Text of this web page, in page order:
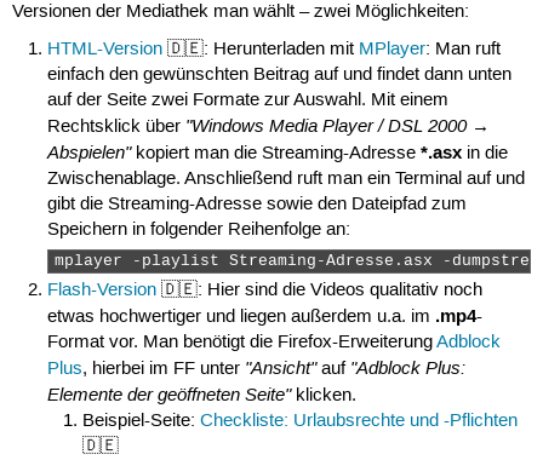
124k_p2v11.3gp</url><ratio>16:9</ratio><height>136</
189k_p3v11.3gp</url><ratio>16:9</ratio><height>176</
242k_p4v11.3gp</url><ratio>16:9</ratio><height>176</
189k_p7v11.mp4</url><ratio>16:9</ratio><height>176</
436k_p9v11.mp4</url><ratio>16:9</ratio><height>272</
1456k_p13v11.mp4</url><ratio>16:9</
1456k_p13v12.mp4</url><ratio>16:9</
1596k_p13v9.mp4</url><ratio>16:9</ratio><height>480</
2256k_p14v11.mp4</url><ratio>16:9</
2328k_p35v12.mp4</url><ratio>16:9</
3056k_p15v9.mp4</url><ratio>16:9</ratio><height>720</
3328k_p36v12.mp4</url><ratio>16:9</
Versionen der Mediathek man wählt – zwei Möglichkeiten:
HTML-Version 🇩🇪: Herunterladen mit MPlayer: Man ruft
einfach den gewünschten Beitrag auf und findet dann unten
auf der Seite zwei Formate zur Auswahl. Mit einem
Rechtsklick über "Windows Media Player / DSL 2000 →
Abspielen"kopiert man die Streaming-Adresse*.asx in die
Zwischenablage. Anschließend ruft man ein Terminal auf und
gibt die Streaming-Adresse sowie den Dateipfad zum
Speichern in folgender Reihenfolge an:
mplayer -playlist Streaming-Adresse.asx -
Flash-Version 🇩🇪: Hier sind die Videos qualitativ noch
etwas hochwertiger und liegen außerdem u.a. im .mp4-
Format vor. Man benötigt die Firefox-ErweiterungAdblock
Plus, hierbei im FF unter "Ansicht"auf "Adblock Plus:
Elemente der geöffneten Seite"klicken.
Beispiel-Seite:Checkliste: Urlaubsrechte und -Pflichten
🇩🇪